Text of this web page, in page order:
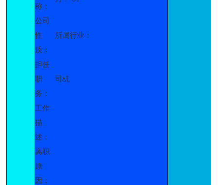
称：
公司
性
质：
所属行业：
担任
职
务：
司机
工作
描
述：
离职
原
因：